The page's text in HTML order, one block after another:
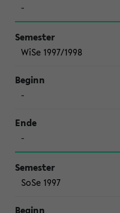
-
WiSe 1997/1998
-
-
SoSe 1997